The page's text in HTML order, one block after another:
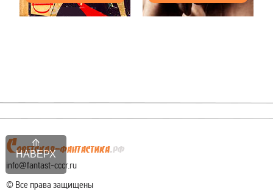
НАВЕРХ
info@fantast-cccr.ru
© Все права защищены